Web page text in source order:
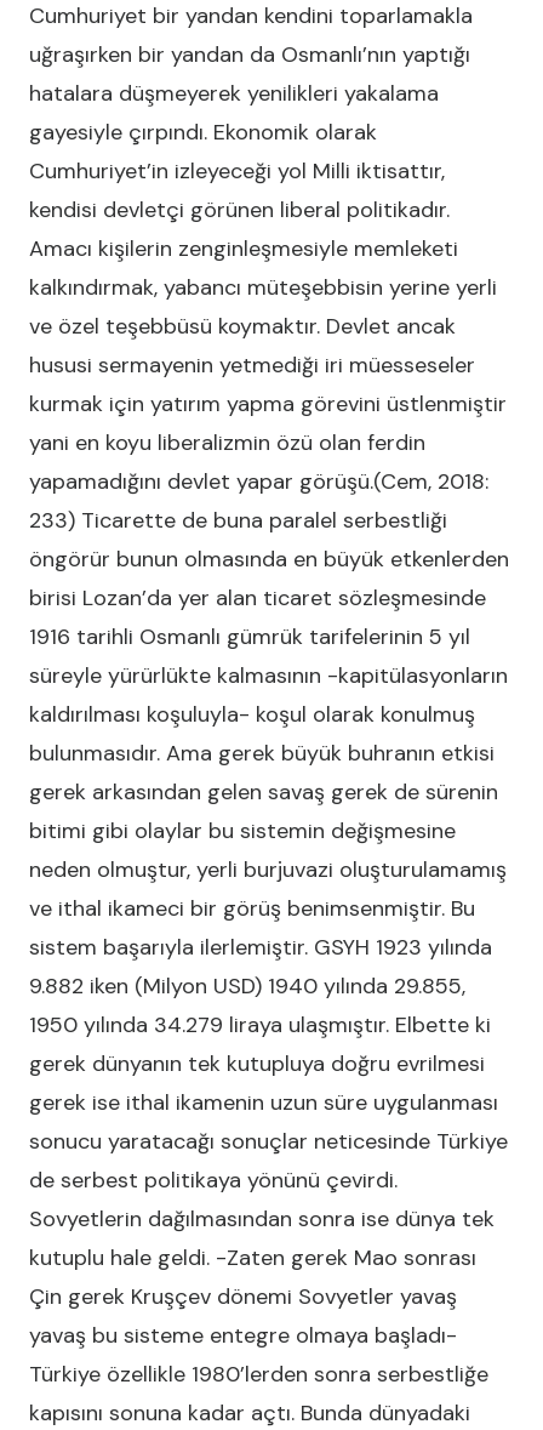
Cumhuriyet bir yandan kendini toparlamakla
uğraşırken bir yandan da Osmanlı’nın yaptığı
hatalara düşmeyerek yenilikleri yakalama
gayesiyle çırpındı. Ekonomik olarak
Cumhuriyet’in izleyeceği yol Milli iktisattır,
kendisi devletçi görünen liberal politikadır.
Amacı kişilerin zenginleşmesiyle memleketi
kalkındırmak, yabancı müteşebbisin yerine yerli
ve özel teşebbüsü koymaktır. Devlet ancak
hususi sermayenin yetmediği iri müesseseler
kurmak için yatırım yapma görevini üstlenmiştir
yani en koyu liberalizmin özü olan ferdin
yapamadığını devlet yapar görüşü.(Cem, 2018:
233) Ticarette de buna paralel serbestliği
öngörür bunun olmasında en büyük etkenlerden
birisi Lozan’da yer alan ticaret sözleşmesinde
1916 tarihli Osmanlı gümrük tarifelerinin 5 yıl
süreyle yürürlükte kalmasının -kapitülasyonların
kaldırılması koşuluyla- koşul olarak konulmuş
bulunmasıdır. Ama gerek büyük buhranın etkisi
gerek arkasından gelen savaş gerek de sürenin
bitimi gibi olaylar bu sistemin değişmesine
neden olmuştur, yerli burjuvazi oluşturulamamış
ve ithal ikameci bir görüş benimsenmiştir. Bu
sistem başarıyla ilerlemiştir. GSYH 1923 yılında
9.882 iken (Milyon USD) 1940 yılında 29.855,
1950 yılında 34.279 liraya ulaşmıştır. Elbette ki
gerek dünyanın tek kutupluya doğru evrilmesi
gerek ise ithal ikamenin uzun süre uygulanması
sonucu yaratacağı sonuçlar neticesinde Türkiye
de serbest politikaya yönünü çevirdi.
Sovyetlerin dağılmasından sonra ise dünya tek
kutuplu hale geldi. -Zaten gerek Mao sonrası
Çin gerek Kruşçev dönemi Sovyetler yavaş
yavaş bu sisteme entegre olmaya başladı-
Türkiye özellikle 1980’lerden sonra serbestliğe
kapısını sonuna kadar açtı. Bunda dünyadaki